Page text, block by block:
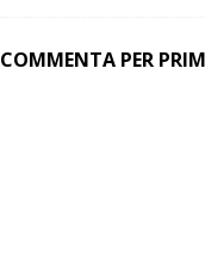
COMMENTA PER